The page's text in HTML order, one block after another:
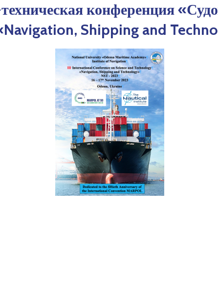
конференция
Shipping and